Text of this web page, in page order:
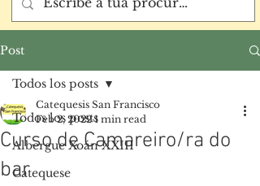
Post
Todos los posts
Albergue Xoán XXIII
Catequese
Todos los posts
Curso de Camareiro/ra do
bar
Catequesis San Francisco
Feb 2, 2022 1 min read